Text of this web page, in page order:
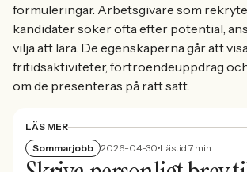
formuleringar. Arbetsgivare som
kandidater söker ofta efter potential,
vilja att lära. De egenskaperna går att
fritidsaktiviteter, förtroendeuppdrag
om de presenteras på rätt sätt.
LÄS MER
Sommarjobb 2026-04-30 Lästid 7 min